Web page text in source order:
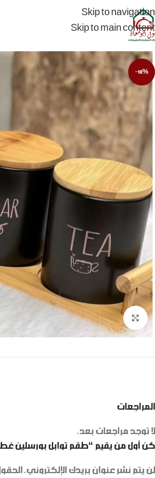
Skip to navigation
Skip to main content
-18%
Click to enlarge
المراجعات
لا توجد مراجعات بعد.
كن أول من يقيم “طقم توابل بورسلين غطا
لن يتم نشر عنوان بريدك الإلكتروني.